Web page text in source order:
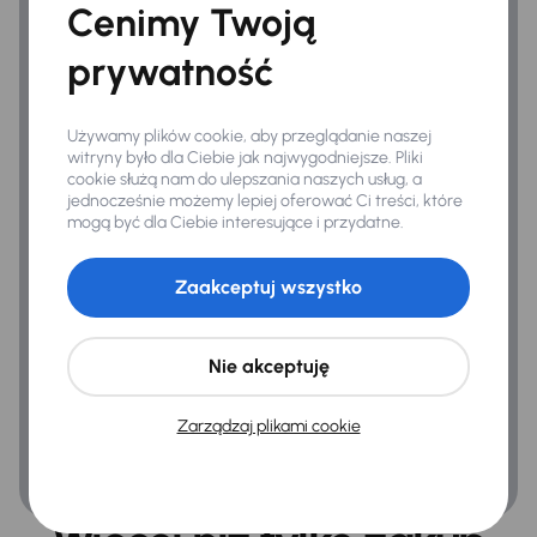
Bezpieczeństwo
ABS
Airbag
ASR
Asystent podjazdu
ESP
Kontrola tlaku v pneumatikách
Ogólne
1/2 skorzana tapicerka
Cenimy Twoją
prywatność
Używamy plików cookie, aby przeglądanie naszej
witryny było dla Ciebie jak najwygodniejsze. Pliki
cookie służą nam do ulepszania naszych usług, a
jednocześnie możemy lepiej oferować Ci treści, które
mogą być dla Ciebie interesujące i przydatne.
Zarządzaj plikami cookie
Nie akceptuję
Zaakceptuj wszystko